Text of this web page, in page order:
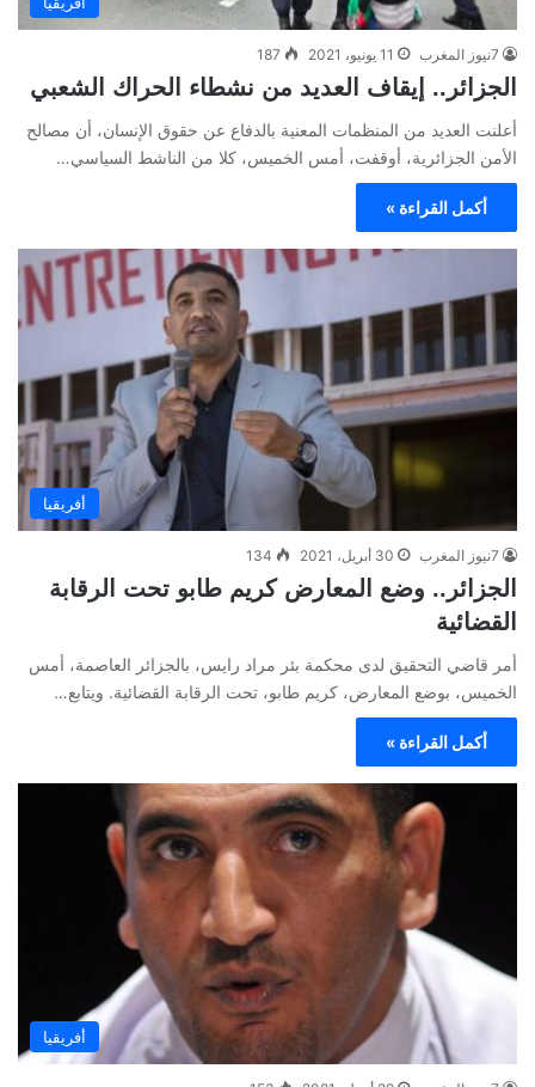
7نيوز المغرب 11 يونيو، 2021 187
الجزائر.. إيقاف العديد من نشطاء الحراك الشعبي
أعلنت العديد من المنظمات المعنية بالدفاع عن حقوق الإنسان، أن مصالح
الأمن الجزائرية، أوقفت، أمس الخميس، كلا من الناشط السياسي…
أكمل القراءة »
أفريقيا
7نيوز المغرب 30 أبريل، 2021 134
الجزائر.. وضع المعارض كريم طابو تحت الرقابة
القضائية
أمر قاضي التحقيق لدى محكمة بئر مراد رايس، بالجزائر العاصمة، أمس
الخميس، بوضع المعارض، كريم طابو، تحت الرقابة القضائية. ويتابع…
أكمل القراءة »
أفريقيا